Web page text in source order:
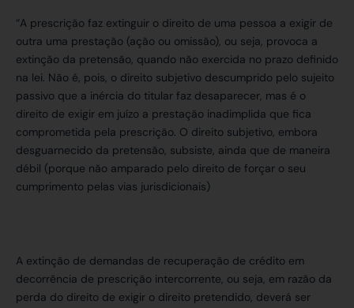
“A prescrição faz extinguir o direito de uma pessoa a exigir de
outra uma prestação (ação ou omissão), ou seja, provoca a
extinção da pretensão, quando não exercida no prazo definido
na lei. Não é, pois, o direito subjetivo descumprido pelo sujeito
passivo que a inércia do titular faz desaparecer, mas é o
direito de exigir em juízo a prestação inadimplida que fica
comprometida pela prescrição. O direito subjetivo, embora
desguarnecido da pretensão, subsiste, ainda que de maneira
débil (porque não amparado pelo direito de forçar o seu
cumprimento pelas vias jurisdicionais)
A extinção de demandas de recuperação de crédito em
decorrência de prescrição intercorrente, ou seja, em razão da
perda do direito de exigir o direito pretendido, deverá ser